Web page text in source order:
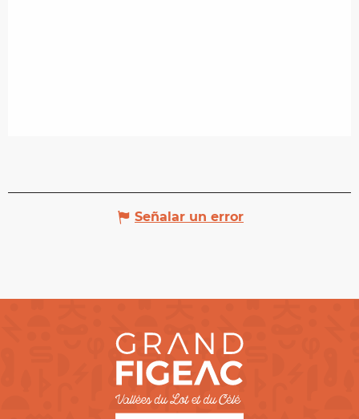
Señalar un error